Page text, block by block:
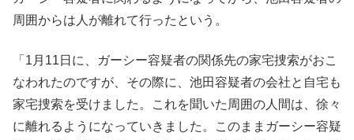
周囲からは人が離れて行ったという。
「1月11日に、ガーシー容疑者の関係先の家宅捜索がおこ
なわれたのですが、その際に、池田容疑者の会社と自宅も
家宅捜索を受けました。これを聞いた周囲の人間は、徐々
に離れるようになっていきました。このままガーシー容疑